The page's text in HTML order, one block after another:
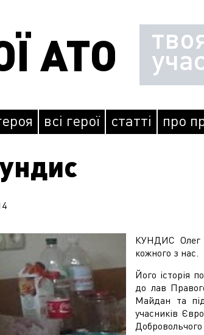
АТО
всі герої статті про
КУНДИС Олег
кожного з нас.
Його історія
до лав
Майдан та
учасників